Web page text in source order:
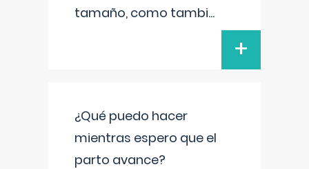
tamaño, como tambi...
+
¿Qué puedo hacer
mientras espero que el
parto avance?